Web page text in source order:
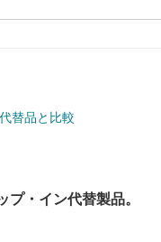
代替品と比較
・イン代替製品。